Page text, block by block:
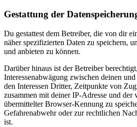
Gestattung der
Du gestattest dem Betreiber, die von dir
näher spezifizierten Daten zu speichern,
und anbieten zu können.
Darüber hinaus ist der Betreiber
Interessenabwägung zwischen deinen
den Interessen Dritter, Zeitpunkte von
zusammen mit deiner IP-Adresse und der
übermittelter Browser-Kennung zu
Gefahrenabwehr oder zur rechtlichen
ist.